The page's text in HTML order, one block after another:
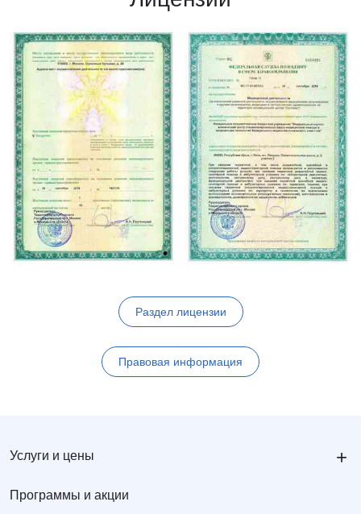
Раздел лицензии
Правовая информация
Услуги и цены +
Программы и акции